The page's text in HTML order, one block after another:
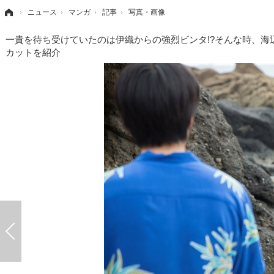
› ニュース › マンガ › 記事 › 写真・画像
一貴を待ち受けていたのは伊織からの強烈ビンタ!?そんな時、
カットを紹介